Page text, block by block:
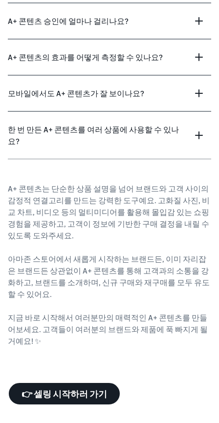
A+ 콘텐츠 승인에 얼마나 걸리나요?
A+ 콘텐츠의 효과를 어떻게 측정할 수 있나요?
모바일에서도 A+ 콘텐츠가 잘 보이나요?
한 번 만든 A+ 콘텐츠를 여러 상품에 사용할 수 있나
요?
A+ 콘텐츠는 단순한 상품 설명을 넘어 브랜드와 고객 사이의
감정적 연결고리를 만드는 강력한 도구예요. 고화질 사진, 비
교 차트, 비디오 등의 멀티미디어를 활용해 몰입감 있는 쇼핑
경험을 제공하고, 고객이 정보에 기반한 구매 결정을 내릴 수
있도록 도와주세요.
아마존 스토어에서 새롭게 시작하는 브랜드든, 이미 자리잡
은 브랜드든 상관없이 A+ 콘텐츠를 통해 고객과의 소통을 강
화하고, 브랜드를 소개하며, 신규 구매와 재구매를 모두 유도
할 수 있어요.
지금 바로 시작해서 여러분만의 매력적인 A+ 콘텐츠를 만들
어보세요. 고객들이 여러분의 브랜드와 제품에 푹 빠지게 될
거예요! ✨
👉 셀링 시작하러 가기